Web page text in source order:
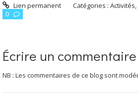
Lien permanent Catégories :
0
Écrire un commentaire
NB : Les commentaires de ce blog sont